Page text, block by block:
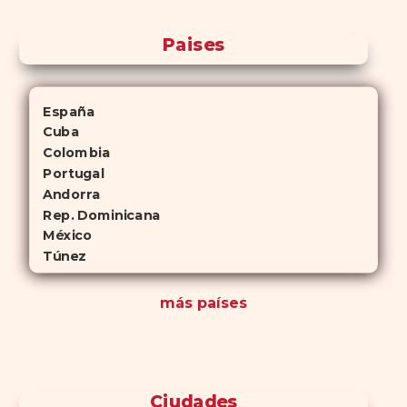
Paises
España
Cuba
Colombia
Portugal
Andorra
Rep. Dominicana
México
Túnez
más países
Ciudades